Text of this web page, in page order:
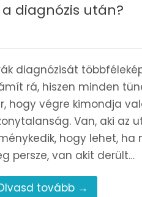
diagnózis után?
diagnózisát
rá, hiszen minden
hogy végre kimondja
Van, aki az
hogy lehet,
persze, van akit derült…
tovább →